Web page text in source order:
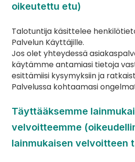
oikeutettu etu)
Talotuntija käsittelee
Palvelun Käyttäjille.
Jos olet yhteydessä
käytämme antamiasi tietoja
esittämiisi kysymyksiin ja
Palvelussa kohtaamasi
Täyttääksemme
velvoitteemme
lainmukaisen velvoitteen